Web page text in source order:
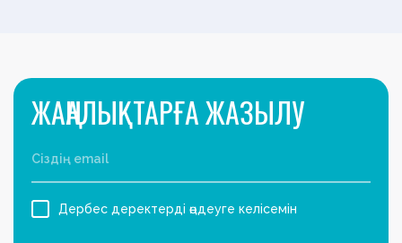
ЖАҢАЛЫҚТАРҒА ЖАЗЫЛУ
Дербес деректерді өңдеуге келісемін